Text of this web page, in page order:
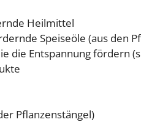
Heilmittel
Speiseöle (aus den
die Entspannung fördern
Pflanzenstängel)